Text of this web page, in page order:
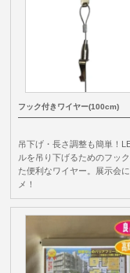
フック付きワイヤー(100cm)
吊下げ・長さ調整も簡単！
ルを吊り下げるためのフッ
た便利なワイヤー。展示会
メ！